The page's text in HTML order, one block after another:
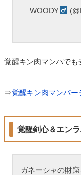
— WOODY‍
覚醒キン肉マンパでも
⇒覚醒キン肉マンパ
覚醒剣心＆エン
ガネーシャの財窟